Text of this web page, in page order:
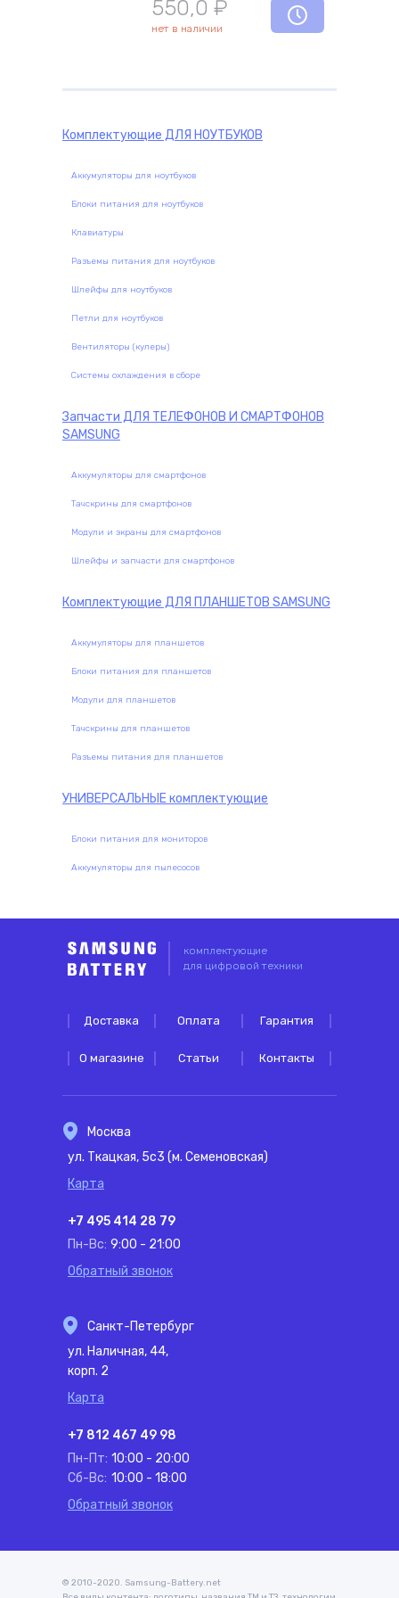
550,0 ₽
нет в наличии
Комплектующие ДЛЯ НОУТБУКОВ
Аккумуляторы для ноутбуков
Блоки питания для ноутбуков
Клавиатуры
Разъемы питания для ноутбуков
Шлейфы для ноутбуков
Петли для ноутбуков
Вентиляторы (кулеры)
Системы охлаждения в сборе
Запчасти ДЛЯ ТЕЛЕФОНОВ И СМАРТФОНОВ
SAMSUNG
Аккумуляторы для смартфонов
Тачскрины для смартфонов
Модули и экраны для смартфонов
Шлейфы и запчасти для смартфонов
Комплектующие ДЛЯ ПЛАНШЕТОВ SAMSUNG
Аккумуляторы для планшетов
Блоки питания для планшетов
Модули для планшетов
Тачскрины для планшетов
Разъемы питания для планшетов
УНИВЕРСАЛЬНЫЕкомплектующие
Блоки питания для мониторов
Аккумуляторы для пылесосов
комплектующие
для цифровой техники
Доставка Оплата Гарантия
О магазине Статьи Контакты
Москва
ул. Ткацкая, 5с3 (м. Семеновская)
Карта
+7 495 414 28 79
Пн-Вс: 9:00 - 21:00
Обратный звонок
Санкт-Петербург
ул. Наличная, 44,
корп. 2
Карта
+7 812 467 49 98
Пн-Пт: 10:00 - 20:00
Сб-Вс: 10:00 - 18:00
Обратный звонок
© 2010-2020. Samsung-Battery.net